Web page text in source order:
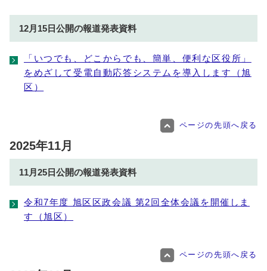
12月15日公開の報道発表資料
「いつでも、どこからでも、簡単、便利な区役所」
をめざして受電自動応答システムを導入します（旭
区）
ページの先頭へ戻る
2025年11月
11月25日公開の報道発表資料
令和7年度 旭区区政会議 第2回全体会議を開催しま
す（旭区）
ページの先頭へ戻る